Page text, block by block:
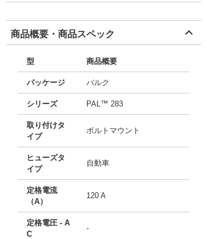
商品概要・商品スペック
型 商品概要
パッケージ バルク
シリーズ PAL™ 283
取り付けタ
イプ
ボルトマウント
ヒューズタ
イプ
自動車
定格電流
（A）
120 A
定格電圧 - A
C
-